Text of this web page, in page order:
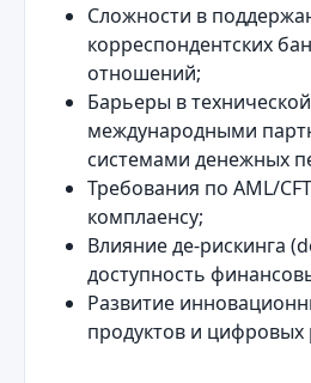
Сложности в
корреспондентских
отношений;
Барьеры в
международными
системами денежных
Требования по AML/
комплаенсу;
Влияние де-рискинга
доступность
Развитие
продуктов и